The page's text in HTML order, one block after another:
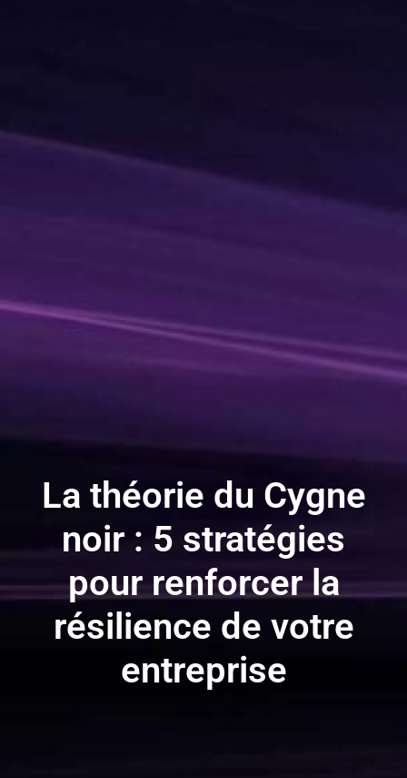
La théorie du Cygne
noir : 5 stratégies
pour renforcer la
résilience de votre
entreprise